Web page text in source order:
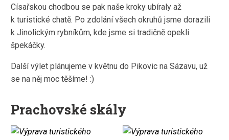
Císařskou chodbou se pak naše kroky ubíraly až
k turistické chatě. Po zdolání všech okruhů jsme dorazili
k Jinolickým rybníkům, kde jsme si tradičně opekli
špekáčky.
Další výlet plánujeme v květnu do Pikovic na Sázavu, už
se na něj moc těšíme! :)
Prachovské skály